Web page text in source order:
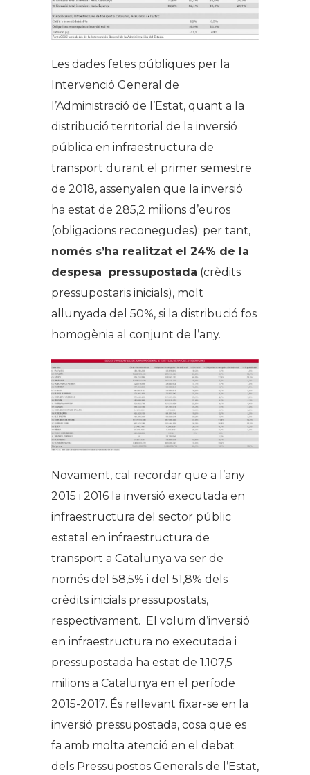
Les dades fetes públiques per la
Intervenció General de
l’Administració de l’Estat, quant a la
distribució territorial de la inversió
pública en infraestructura de
transport durant el primer semestre
de 2018, assenyalen que la inversió
ha estat de 285,2 milions d’euros
(obligacions reconegudes): per tant,
només s’ha realitzat el 24% de la
despesa pressupostada (crèdits
pressupostaris inicials), molt
allunyada del 50%, si la distribució fos
homogènia al conjunt de l’any.
Novament, cal recordar que a l’any
2015 i 2016 la inversió executada en
infraestructura del sector públic
estatal en infraestructura de
transport a Catalunya va ser de
només del 58,5% i del 51,8% dels
crèdits inicials pressupostats,
respectivament. El volum d’inversió
en infraestructura no executada i
pressupostada ha estat de 1.107,5
milions a Catalunya en el període
2015-2017. És rellevant fixar-se en la
inversió pressupostada, cosa que es
fa amb molta atenció en el debat
dels Pressupostos Generals de l’Estat,